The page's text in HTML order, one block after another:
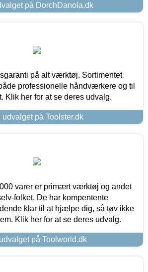
på DorchDanola.dk
på alt værktøj. Sortimentet
professionelle håndværkere og til
Klik her for at se deres udvalg.
udvalget på Toolster.dk
varer er primært værktøj og andet
folket. De har kompentente
klar til at hjælpe dig, så tøv ikke
Klik her for at se deres udvalg.
på Toolworld.dk